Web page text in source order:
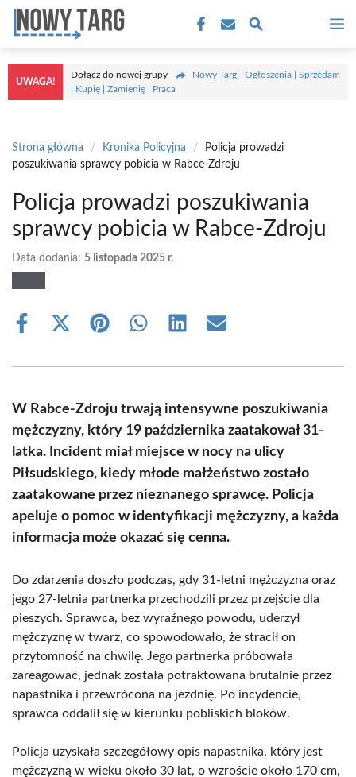
Przejdź
treści
UWAGA!
Dołącz do nowej grupy
Nowy Targ - Ogłoszenia | Sprzedam
| Kupię | Zamienię | Praca
Strona główna / Kronika Policyjna /
Policja prowadzi
poszukiwania sprawcy pobicia w Rabce-Zdroju
Policja prowadzi poszukiwania
sprawcy pobicia w Rabce-Zdroju
Data dodania: 5 listopada 2025 r.
Share
Share
(Twitter)
Share Share Share Share
W Rabce-Zdroju trwają intensywne poszukiwania
mężczyzny, który 19 października zaatakował 31-
latka. Incident miał miejsce w nocy na ulicy
Piłsudskiego, kiedy młode małżeństwo zostało
zaatakowane przez nieznanego sprawcę. Policja
apeluje o pomoc w identyfikacji mężczyzny, a każda
informacja może okazać się cenna.
Do zdarzenia doszło podczas, gdy 31-letni mężczyzna oraz
jego 27-letnia partnerka przechodzili przez przejście dla
pieszych. Sprawca, bez wyraźnego powodu, uderzył
mężczyznę w twarz, co spowodowało, że stracił on
przytomność na chwilę. Jego partnerka próbowała
zareagować, jednak została potraktowana brutalnie przez
napastnika i przewrócona na jezdnię. Po incydencie,
sprawca oddalił się w kierunku pobliskich bloków.
Policja uzyskała szczegółowy opis napastnika, który jest
mężczyzną w wieku około 30 lat, o wzroście około 170 cm,